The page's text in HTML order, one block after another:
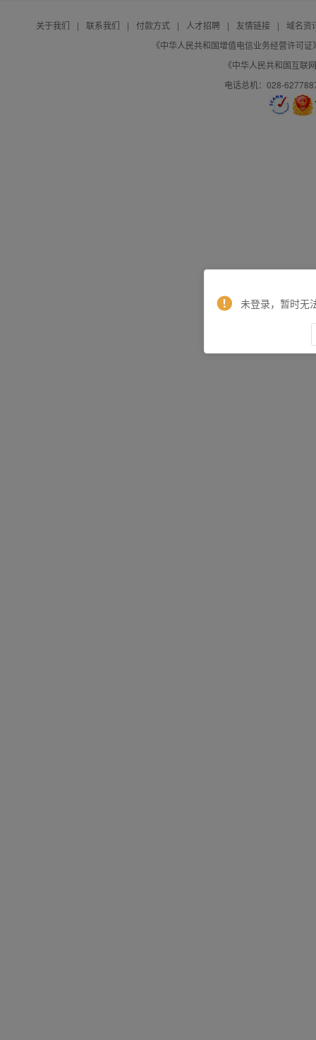
关于我们 | 联系我们 | 付款方式 | 人才招聘 | 友情链接 |
域名资
《中华人民共和国增值电信业务经营许可
《中华人民共和国互联
电话总机：028-
未登录，暂时无